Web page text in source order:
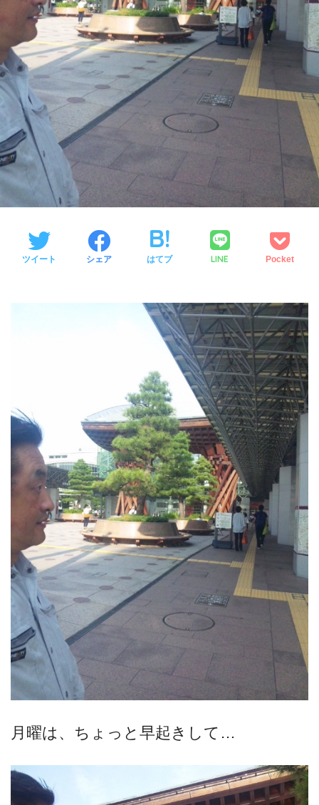
ツイート シェア はてブ LINE Pocket
月曜は、ちょっと早起きして…